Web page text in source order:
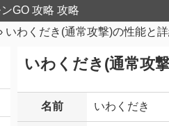
GO 攻略 攻略
› いわくだき(通常攻撃)の性能と
いわくだき(通常攻
名前 いわくだき